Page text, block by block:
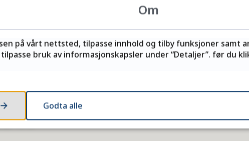
på de fylkeskommunale boligene. Vi ber
dersom du ønsker å stå på
Om
på vårt nettsted, tilpasse innhold og tilby funksjoner samt
bruk av informasjonskapsler under “Detaljer”. før du
Godta alle